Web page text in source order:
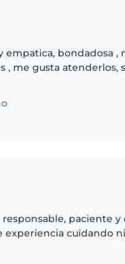
empatica, bondadosa ,
, me gusta atenderlos,
responsable, paciente
experiencia cuidando